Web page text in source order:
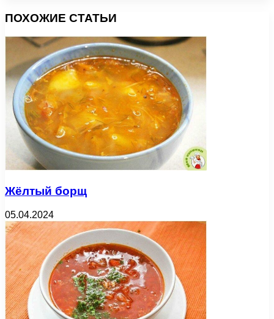
ПОХОЖИЕ СТАТЬИ
Жёлтый борщ
05.04.2024